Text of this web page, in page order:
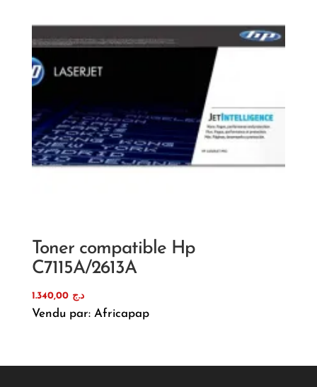
Toner compatible Hp
C7115A/2613A
د.ج 1.340,00
Vendu par: Africapap